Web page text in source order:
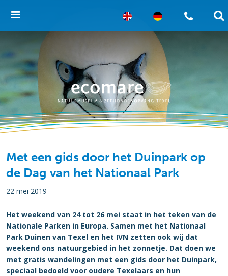
Met een gids door het Duinpark op
de Dag van het Nationaal Park
22 mei 2019
Het weekend van 24 tot 26 mei staat in het teken van de
Nationale Parken in Europa. Samen met het Nationaal
Park Duinen van Texel en het IVN zetten ook wij dat
weekend ons natuurgebied in het zonnetje. Dat doen we
met gratis wandelingen met een gids door het Duinpark,
speciaal bedoeld voor oudere Texelaars en hun